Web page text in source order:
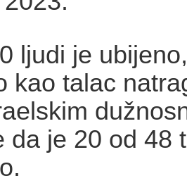
ljudi je
kao talac
da je 20 od 48